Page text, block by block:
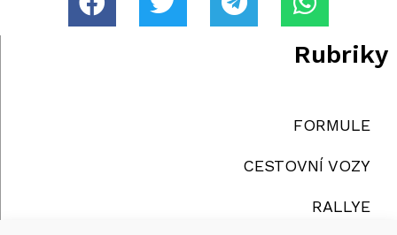
Rubriky
FORMULE
CESTOVNÍ VOZY
RALLYE